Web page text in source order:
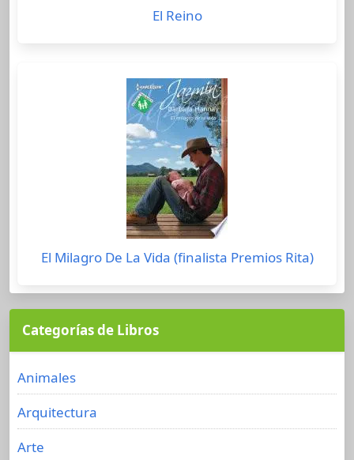
El Reino
El Milagro De La Vida (finalista Premios Rita)
Categorías de Libros
Animales
Arquitectura
Arte